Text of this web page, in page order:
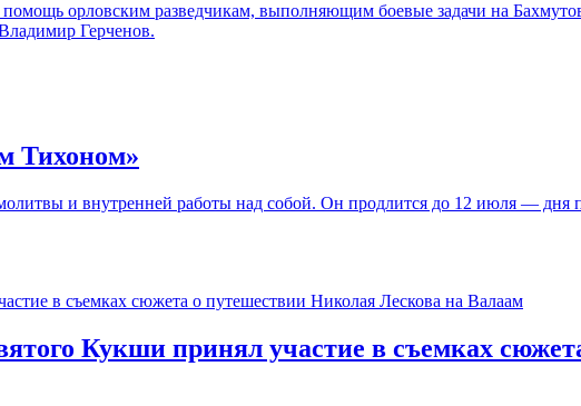
орловским разведчикам, выполняющим боевые задачи на
Герченов.
Тихоном»
и внутренней работы над собой. Он продлится до 12 июля — дня
Кукши принял участие в съемках